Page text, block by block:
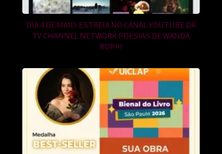
DIA 4 DE MAIO: ESTREIA NO CANAL YOUTUBE DA
TV CHANNEL NETWORK POESIAS DE WANDA
ROP!!!